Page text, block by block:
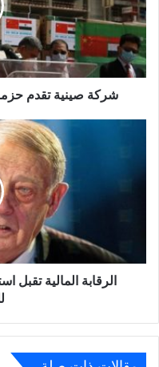
من
المساعدات
الطبية
لمصر
شركة صينية تقدم
للمقاصة"
الرقابة المالية